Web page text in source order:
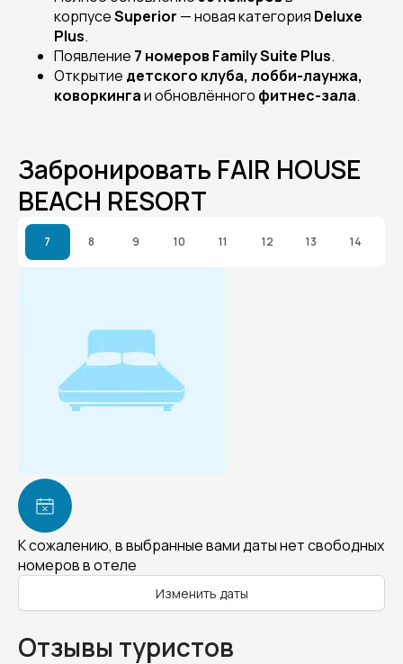
корпусеSuperior — новая категория Deluxe
Plus.
Появление 7 номеров Family Suite Plus.
Открытие детского клуба, лобби-лаунжа,
коворкингаи обновлённого фитнес-зала.
Забронировать FAIR HOUSE
BEACH RESORT
7 8 9 10 11 12 13 14
К сожалению, в выбранные вами даты нет свободных
номеров в отеле
Изменить даты
Отзывы туристов